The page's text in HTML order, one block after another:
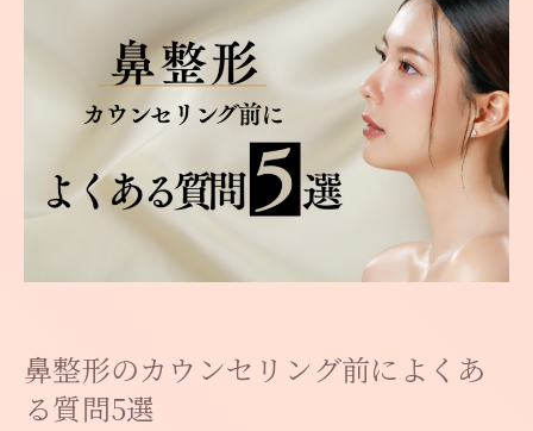
LINE予約・無料
- 元寺町スキンクリニック -
〒640-8024 和歌山県和歌山市元寺町1丁目32 5
階受付
診療時間：水曜・金曜 11時～18時
木曜日 13時～18時
鼻整形のカウンセリング前によくあ
る質問5選